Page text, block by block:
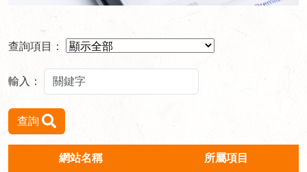
查詢項目：
輸入：
查詢
網站名稱 所屬項目